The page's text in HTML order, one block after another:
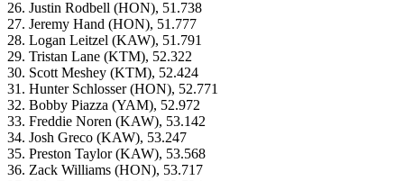
26. Justin Rodbell (HON), 51.738
27. Jeremy Hand (HON), 51.777
28. Logan Leitzel (KAW), 51.791
29. Tristan Lane (KTM), 52.322
30. Scott Meshey (KTM), 52.424
31. Hunter Schlosser (HON), 52.771
32. Bobby Piazza (YAM), 52.972
33. Freddie Noren (KAW), 53.142
34. Josh Greco (KAW), 53.247
35. Preston Taylor (KAW), 53.568
36. Zack Williams (HON), 53.717